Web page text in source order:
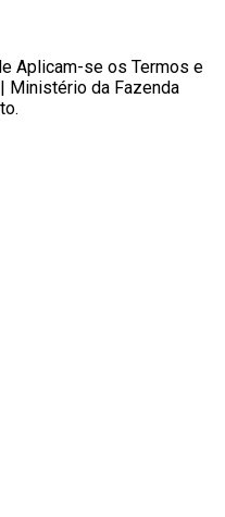
Aplicam-se os Termos e
Ministério da Fazenda